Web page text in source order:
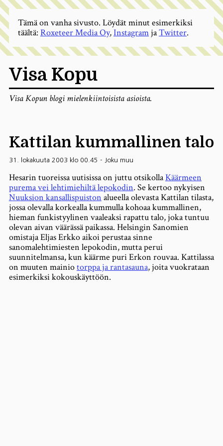
Visa Kopu
Visa Kopun blogi mielenkiintoisista asioista.
Kattilan kummallinen talo
31. lokakuuta 2003 klo 00.45 - Joku muu
Hesarin tuoreissa uutisissa on juttu otsikollaKäärmeen
purema vei lehtimiehiltä lepokodin. Se kertoo nykyisen
Nuuksion kansallispuiston alueella olevasta Kattilan tilasta,
jossa olevalla korkealla kummulla kohoaa kummallinen,
hieman funkistyylinen vaaleaksi rapattu talo, joka tuntuu
olevan aivan väärässä paikassa. Helsingin Sanomien
omistaja Eljas Erkko aikoi perustaa sinne
sanomalehtimiesten lepokodin, mutta perui
suunnitelmansa, kun käärme puri Erkon rouvaa. Kattilassa
on muuten mainiotorppa ja rantasauna, joita vuokrataan
esimerkiksi kokouskäyttöön.
Tämä on vanha sivusto. Löydät minut esimerkiksi
täältä: Roxeteer Media Oy,InstagramjaTwitter.